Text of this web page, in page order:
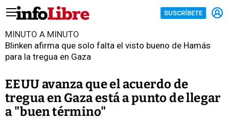
SUSCRÍBETE
MINUTO A MINUTO
Blinken afirma que solo falta el visto bueno de Hamás
para la tregua en Gaza
EEUU avanza que el acuerdo de
tregua en Gaza está a punto de llegar
a "buen término"